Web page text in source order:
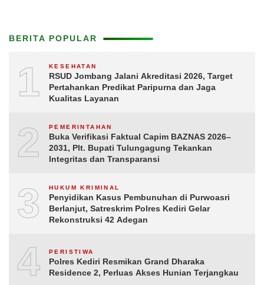
BERITA POPULAR
1 KESEHATAN
RSUD Jombang Jalani Akreditasi 2026, Target
Pertahankan Predikat Paripurna dan Jaga
Kualitas Layanan
2 PEMERINTAHAN
Buka Verifikasi Faktual Capim BAZNAS 2026–
2031, Plt. Bupati Tulungagung Tekankan
Integritas dan Transparansi
3 HUKUM KRIMINAL
Penyidikan Kasus Pembunuhan di Purwoasri
Berlanjut, Satreskrim Polres Kediri Gelar
Rekonstruksi 42 Adegan
4 PERISTIWA
Polres Kediri Resmikan Grand Dharaka
Residence 2, Perluas Akses Hunian Terjangkau